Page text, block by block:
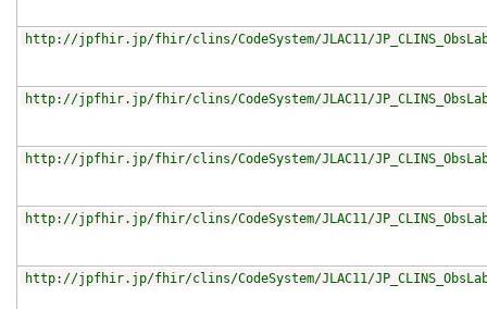
http://jpfhir.jp/fhir/clins/CodeSystem/JLAC11/
http://jpfhir.jp/fhir/clins/CodeSystem/JLAC11/
http://jpfhir.jp/fhir/clins/CodeSystem/JLAC11/
http://jpfhir.jp/fhir/clins/CodeSystem/JLAC11/
http://jpfhir.jp/fhir/clins/CodeSystem/JLAC11/